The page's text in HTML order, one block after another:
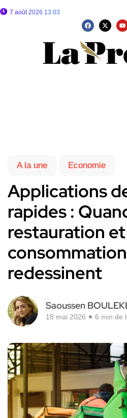
7 août 2026 13:03
A la une Economie
Applications
rapides :
restauration et
redessinent
Saoussen
18 mai 2026 6 min de